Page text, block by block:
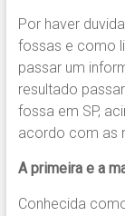
Por haver
fossas e como
passar um
resultado
fossa em SP,
acordo com as
A primeira e a
Conhecida